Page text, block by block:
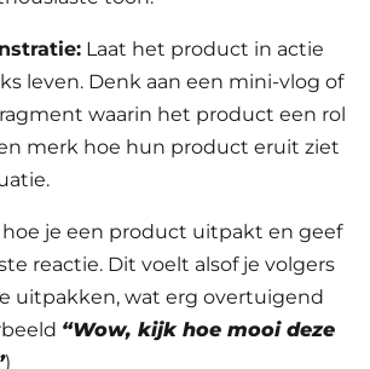
Laat het product in actie
leven. Denk aan een mini-vlog of
waarin het product een rol
merk hoe hun product eruit ziet
hoe je een product uitpakt en geef
reactie. Dit voelt alsof je volgers
uitpakken, wat erg overtuigend
“Wow, kijk hoe mooi deze
)